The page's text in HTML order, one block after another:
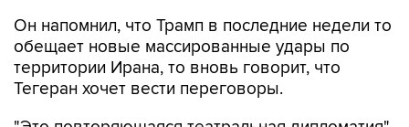
Он напомнил, что Трамп в последние недели то
обещает новые массированные удары по
территории Ирана, то вновь говорит, что
Тегеран хочет вести переговоры.